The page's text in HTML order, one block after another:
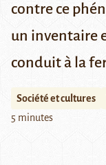
contre ce
un inventaire
conduit à la
Société et cultures
5 minutes